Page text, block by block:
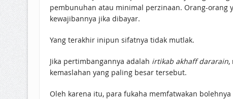
pembunuhan atau minimal perzinaan. Orang-orang
kewajibannya jika dibayar.
Yang terakhir inipun sifatnya tidak mutlak.
Jika pertimbangannya adalah irtikab akhaff dararain,
kemaslahan yang paling besar tersebut.
Oleh karena itu, para fukaha memfatwakan